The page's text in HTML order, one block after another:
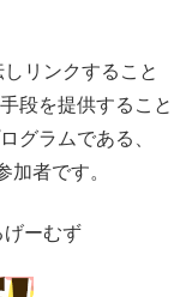
リンクすること
段を提供すること
グラムである、
者です。
ーむず